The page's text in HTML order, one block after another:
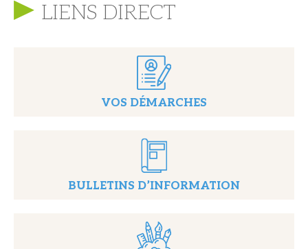
LIENS DIRECT
VOS DÉMARCHES
BULLETINS D’INFORMATION